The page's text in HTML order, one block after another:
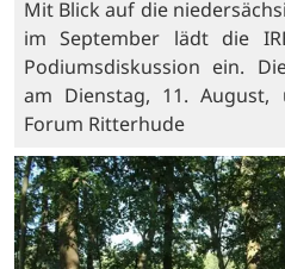
Mit Blick auf die
im September lädt die
Podiumsdiskussion ein.
am Dienstag, 11.
Forum Ritterhude